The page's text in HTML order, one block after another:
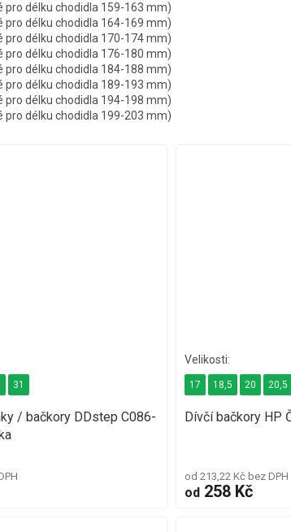
pro délku chodidla 159-163 mm)
pro délku chodidla 164-169 mm)
pro délku chodidla 170-174 mm)
pro délku chodidla 176-180 mm)
pro délku chodidla 184-188 mm)
pro délku chodidla 189-193 mm)
pro délku chodidla 194-198 mm)
pro délku chodidla 199-203 mm)
/ bačkory DDstep C086-
31
Dívčí bačkory HP
od 213,22 Kč bez DPH
od258 Kč
17 18,5 20 20,5